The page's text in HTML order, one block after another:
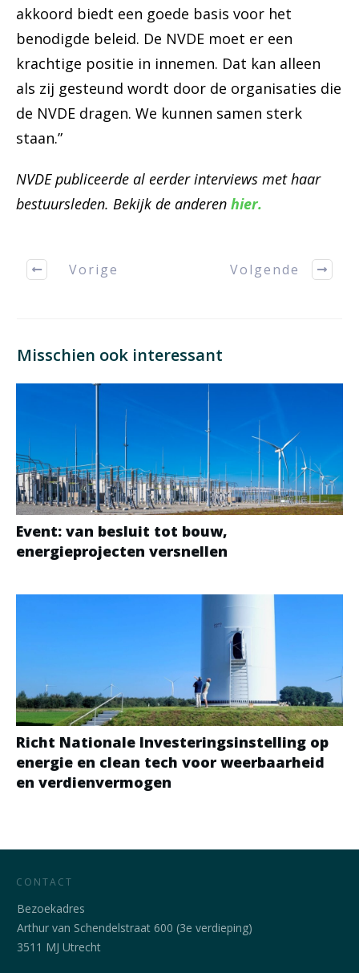
akkoord biedt een goede basis voor het
benodigde beleid. De NVDE moet er een
krachtige positie in innemen. Dat kan alleen
als zij gesteund wordt door de organisaties die
de NVDE dragen. We kunnen samen sterk
staan.”
NVDE publiceerde al eerder interviews met haar
bestuursleden. Bekijk de anderen hier.
Vorige Volgende
Misschien ook interessant
Event: van besluit tot bouw,
energieprojecten versnellen
Richt Nationale Investeringsinstelling op
energie en clean tech voor weerbaarheid
en verdienvermogen
CONTACT
Bezoekadres
Arthur van Schendelstraat 600 (3e verdieping)
3511 MJ Utrecht